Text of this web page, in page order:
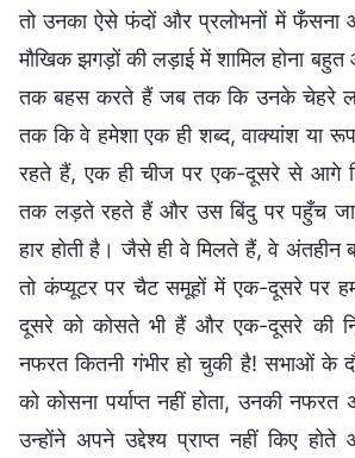
तो उनका ऐसे फंदों और प्रलोभनों में
मौखिक झगड़ों की लड़ाई में शामिल होना
तक बहस करते हैं जब तक कि उनके चेहरे
तक कि वे हमेशा एक ही शब्द, वाक्यांश या
रहते हैं, एक ही चीज पर एक-दूसरे से आगे
तक लड़ते रहते हैं और उस बिंदु पर पहुँच
हार होती है। जैसे ही वे मिलते हैं, वे
तो कंप्यूटर पर चैट समूहों में एक-दूसरे पर
दूसरे को कोसते भी हैं और एक-दूसरे की
नफरत कितनी गंभीर हो चुकी है! सभाओं के
को कोसना पर्याप्त नहीं होता, उनकी नफरत
उन्होंने अपने उद्देश्य प्राप्त नहीं किए